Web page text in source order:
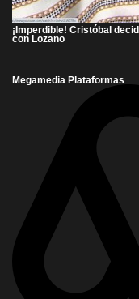
¡Imperdible! Cristóbal
con Lozano
Megamedia Plataformas